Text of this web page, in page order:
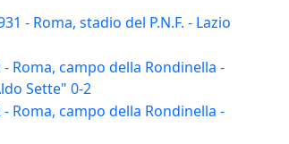
- Roma, stadio del P.N.F. - Lazio
Roma, campo della Rondinella -
Sette" 0-2
Roma, campo della Rondinella -